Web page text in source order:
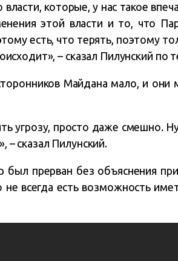
которые, у нас такое
этой власти и то, что
есть, что терять, поэтому
– сказал Пилунский по
Майдана мало, и они
угрозу, просто даже смешно.
сказал Пилунский.
прерван без объяснения
всегда есть возможность